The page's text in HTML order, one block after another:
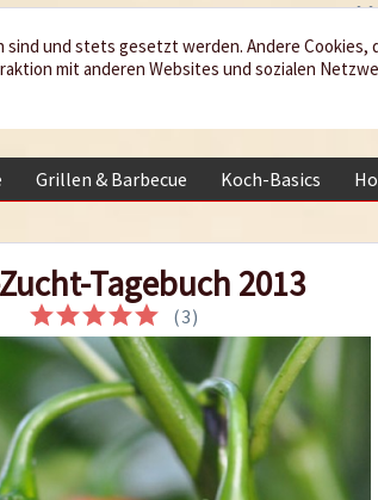
Grillen & Barbecue Koch-Basics
Tagebuch 2013
(3)
und stets gesetzt werden. Andere Cookies,
mit anderen Websites und sozialen